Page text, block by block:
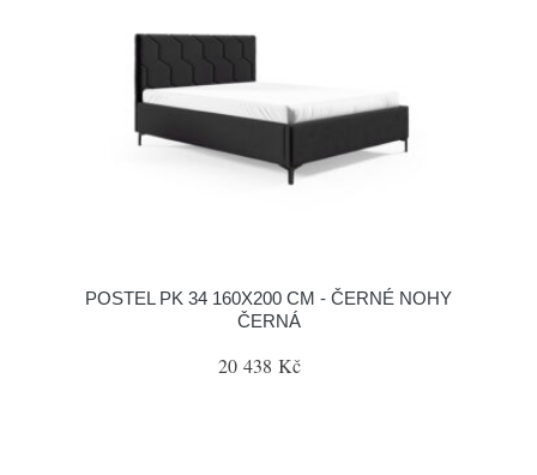
POSTEL PK 34 160X200 CM - ČERNÉ NOHY
ČERNÁ
20 438 Kč